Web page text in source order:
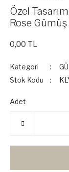
Özel
Rose
0,00 TL
Kategori
Stok Kodu
Adet